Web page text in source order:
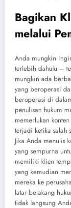
Bagikan
melalui
Anda mungkin
terlebih dahulu –
mungkin ada
yang beroperasi
beroperasi di
penulisan hukum
memerlukan
terjadi ketika salah
Jika Anda menulis
yang sempurna
memiliki klien
yang kemudian
mereka ke
latar belakang
tidak langsung